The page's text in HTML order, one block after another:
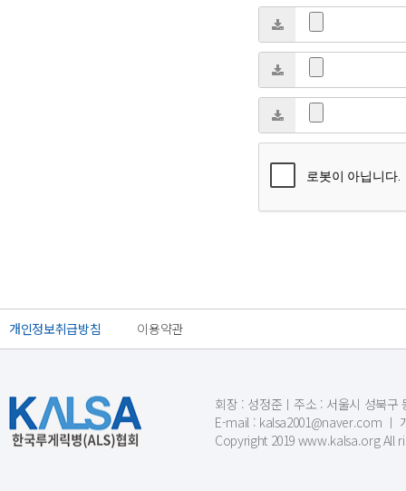
개인정보취급방침 이용약관
회장 : 성정준ㅣ주소 : 서울시 성북구
E-mail : kalsa2001@naver.com ㅣ
Copyright 2019 www.kalsa.org All